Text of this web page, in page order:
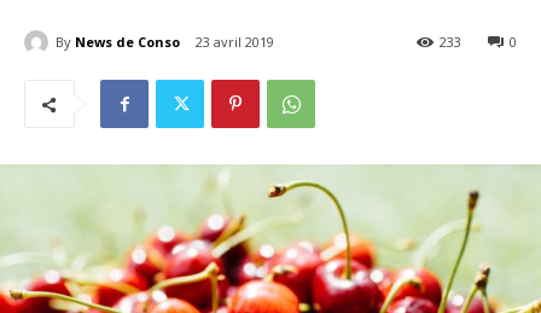
By News de Conso 23 avril 2019 0
233